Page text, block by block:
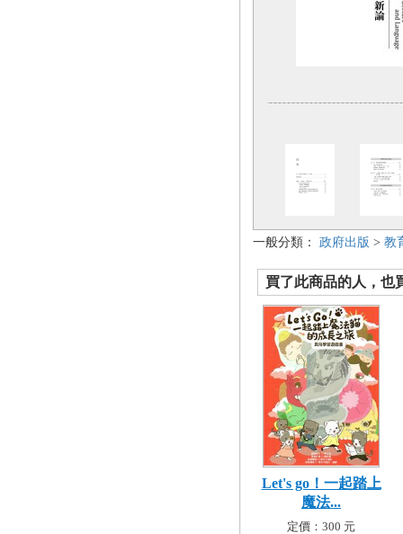
一般分類： 政府出版 > 教
買了此商品的人，也
Let's go！一起踏上
魔法...
定價：300 元